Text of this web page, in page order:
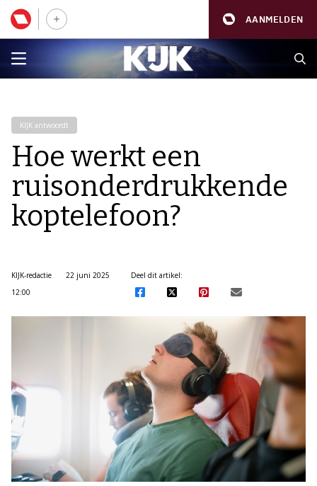
AANMELDEN
KIJK antwoordt
Hoe werkt een
ruisonderdrukkende
koptelefoon?
KIJK-redactie
22 juni 2025
12:00
Deel dit artikel: